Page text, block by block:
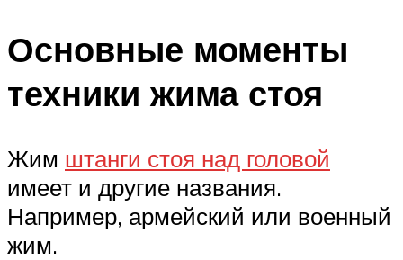
Основные моменты
техники жима стоя
Жим штанги стоя над головой
имеет и другие названия.
Например, армейский или военный
жим.